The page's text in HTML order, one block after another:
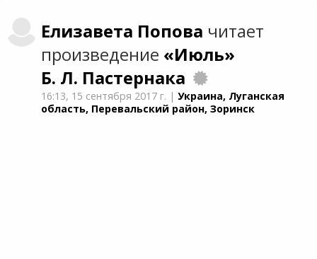
Елизавета Попова читает
произведение «Июль»
Б. Л. Пастернака
16:13, 15 сентября 2017 г. |Украина, Луганская
область, Перевальский район, Зоринск